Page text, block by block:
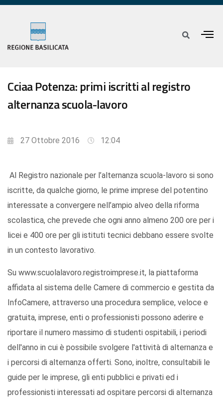
Cciaa Potenza: primi iscritti al registro
alternanza scuola-lavoro
27 Ottobre 2016 12:04
Al Registro nazionale per l’alternanza scuola-lavoro si sono
iscritte, da qualche giorno, le prime imprese del potentino
interessate a convergere nell’ampio alveo della riforma
scolastica, che prevede che ogni anno almeno 200 ore per i
licei e 400 ore per gli istituti tecnici debbano essere svolte
in un contesto lavorativo.
Su www.scuolalavoro.registroimprese.it, la piattaforma
affidata al sistema delle Camere di commercio e gestita da
InfoCamere, attraverso una procedura semplice, veloce e
gratuita, imprese, enti o professionisti possono aderire e
riportare il numero massimo di studenti ospitabili, i periodi
dell'anno in cui è possibile svolgere l'attività di alternanza e
i percorsi di alternanza offerti. Sono, inoltre, consultabili le
guide per le imprese, gli enti pubblici e privati ed i
professionisti interessati ad ospitare percorsi di alternanza